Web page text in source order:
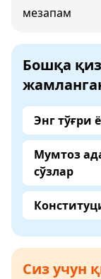
мезапам
Бошқа
Энг тўғри
Мумтоз
сўзлар
Сиз учун